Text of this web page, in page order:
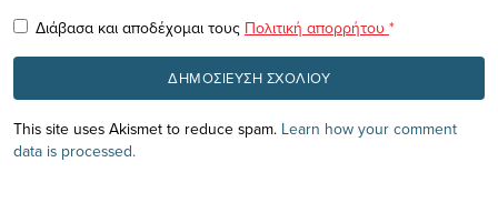
Διάβασα και αποδέχομαι τους Πολιτική απορρήτου *
This site uses Akismet to reduce spam. Learn how your comment
data is processed.